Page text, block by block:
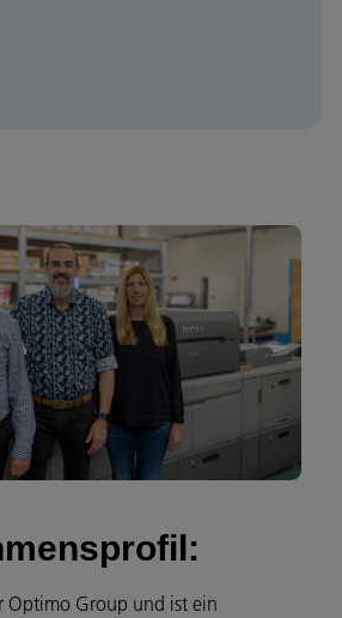
Optimo Group und ist ein